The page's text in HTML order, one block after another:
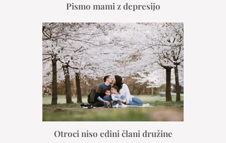
Pismo mami z depresijo
Otroci niso edini člani družine